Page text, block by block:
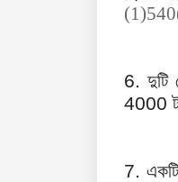
6.দুটি
4000
7.